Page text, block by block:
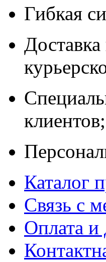
Гибкая
клиентов;
Каталог
Связь с
Оплата и